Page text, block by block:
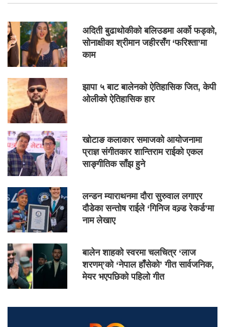
अदिती बुढाथोकीको बलिउडमा अर्को फड्को,
सोनाक्षीका श्रीमान जहीरसँग ‘फरिश्ता’मा
काम
झापा ५ बाट बालेनको ऐतिहासिक जित, केपी
ओलीको ऐतिहासिक हार
खोटाङ कलाकार समाजको आयोजनामा
प्राज्ञ संगीतकार शान्तिराम राईको एकल
साङ्गीतिक साँझ हुने
लन्डन म्याराथनमा दौरा सुरुवाल लगाएर
दौडेका सन्तोष राईले ‘गिनिज वल्र्ड रेकर्ड’मा
नाम लेखाए
बालेन शाहको स्वरमा चलचित्र ‘लाज
शरणम्’को ‘नेपाल हाँसेको’ गीत सार्वजनिक,
मेयर भएपछिको पहिलो गीत